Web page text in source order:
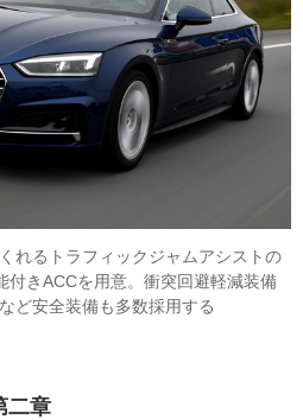
れるトラフィックジャムアシストの
付きACCを用意。衝突回避軽減装備
ど安全装備も多数採用する
二章